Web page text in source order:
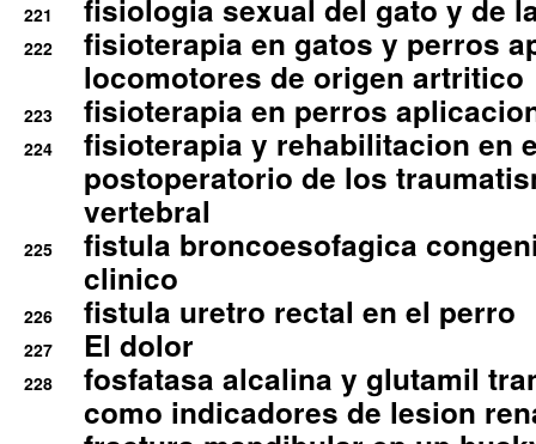
221 fisiologia sexual del gato y de
222
fisioterapia en gatos y perros
locomotores de origen artritico
223 fisioterapia en perros
224
fisioterapia y rehabilitacion en
postoperatorio de los
vertebral
225
fistula broncoesofagica
clinico
226 fistula uretro rectal en el perro
227 El dolor
228
fosfatasa alcalina y glutamil
como indicadores de lesion